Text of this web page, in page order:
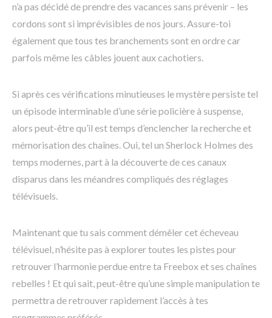
n’a pas décidé de prendre des vacances sans prévenir – les
cordons sont si imprévisibles de nos jours. Assure-toi
également que tous tes branchements sont en ordre car
parfois même les câbles jouent aux cachotiers.
Si après ces vérifications minutieuses le mystère persiste tel
un épisode interminable d’une série policière à suspense,
alors peut-être qu’il est temps d’enclencher la recherche et
mémorisation des chaînes. Oui, tel un Sherlock Holmes des
temps modernes, part à la découverte de ces canaux
disparus dans les méandres compliqués des réglages
télévisuels.
Maintenant que tu sais comment démêler cet écheveau
télévisuel, n’hésite pas à explorer toutes les pistes pour
retrouver l’harmonie perdue entre ta Freebox et ses chaînes
rebelles ! Et qui sait, peut-être qu’une simple manipulation te
permettra de retrouver rapidement l’accès à tes